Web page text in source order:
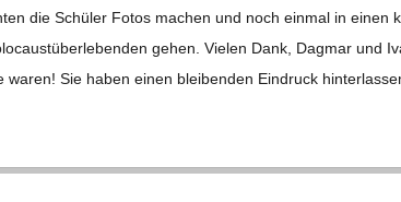
die Schü­ler Fotos machen und noch ein­mal in einen
gehen. Vie­len Dank, Dag­mar und
Sie haben einen blei­ben­den Ein­druck